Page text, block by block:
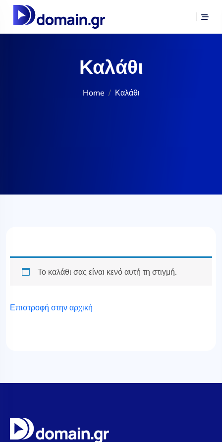
Καλάθι
Home Καλάθι
Το καλάθι σας είναι κενό αυτή τη στιγμή.
Επιστροφή στην αρχική